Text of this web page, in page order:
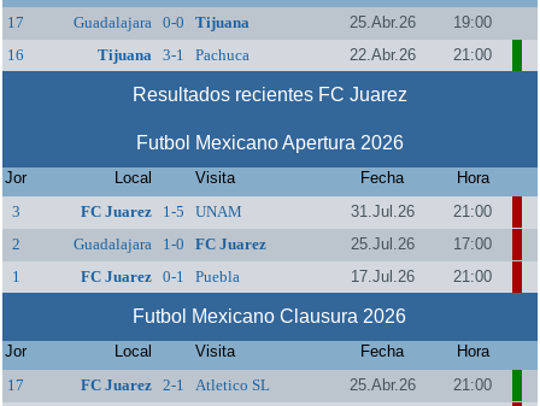
17
Guadalajara 0-0 Tijuana 25.Abr.26
19:00
16
Tijuana 3-1 Pachuca 22.Abr.26 21:00
Resultados recientes FC Juarez
Futbol Mexicano Apertura 2026
Jor Local Visita Fecha
Hora
3
FC Juarez 1-5 UNAM 31.Jul.26
21:00
2
Guadalajara 1-0 FC Juarez 25.Jul.26
17:00
1
FC Juarez 0-1 Puebla 17.Jul.26 21:00
Futbol Mexicano Clausura 2026
Jor Local Visita Fecha
Hora
17
FC Juarez 2-1 Atletico SL 25.Abr.26
21:00